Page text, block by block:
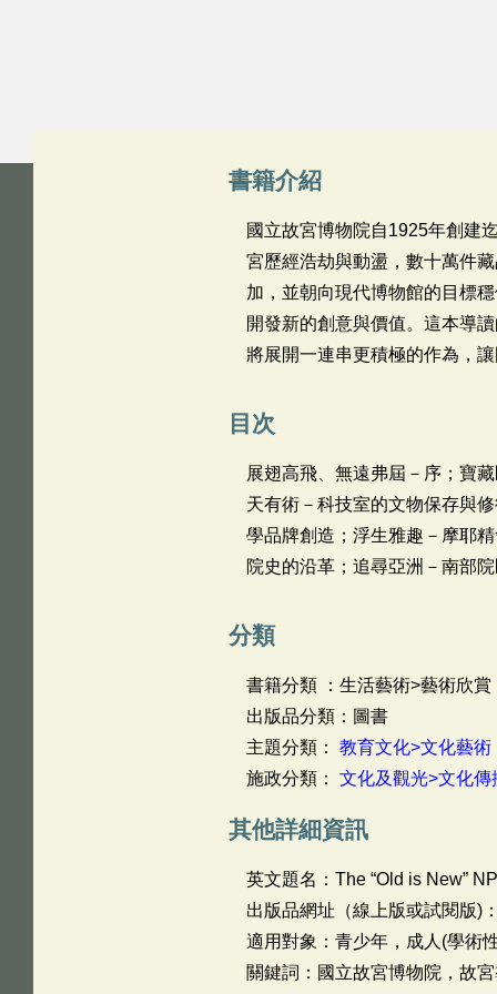
書籍介紹
國立故宮博物院自1925年創建
宮歷經浩劫與動盪，數十萬件
加，並朝向現代博物館的目標
開發新的創意與價值。這本導
將展開一連串更積極的作為，
目次
展翅高飛、無遠弗屆－序；寶
天有術－科技室的文物保存與
學品牌創造；浮生雅趣－摩耶
院史的沿革；追尋亞洲－南部
分類
書籍分類 ：生活藝術>藝術欣賞
出版品分類：圖書
主題分類： 教育文化>文化藝術
施政分類： 文化及觀光>文化傳
其他詳細資訊
英文題名： The “Old is New”
出版品網址（線上版或試閱版)
適用對象：青少年，成人(學術
關鍵詞：國立故宮博物院，故